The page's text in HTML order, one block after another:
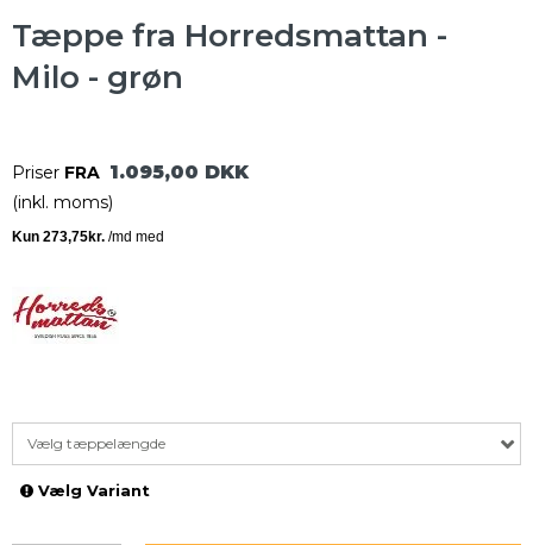
Tæppe fra Horredsmattan -
Milo - grøn
Priser FRA 1.095,00 DKK
(inkl. moms)
Vælg tæppelængde
Vælg Variant